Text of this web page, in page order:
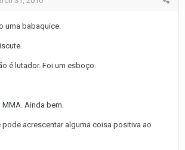
uma babaquice.
é lutador. Foi um esboço.
Ainda bem.
pode acrescentar alguma coisa positiva ao